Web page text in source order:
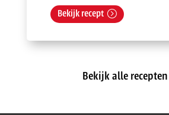
Bekijk recept
Bekijk alle recepten